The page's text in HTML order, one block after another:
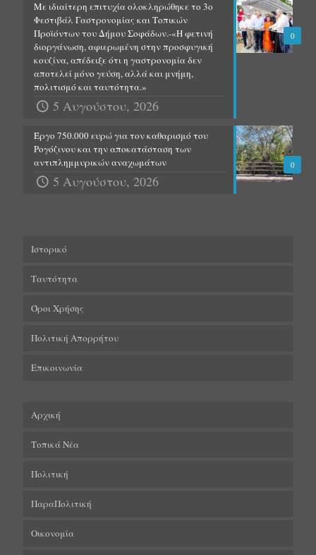
0
Με ιδιαίτερη επιτυχία ολοκληρώθηκε το 3ο
Φεστιβάλ Γαστρονομίας και Τοπικών
Προϊόντων του Δήμου Σοφάδων.-«Η φετινή
διοργάνωση, αφιερωμένη στην προσφυγική
κουζίνα, απέδειξε ότι η γαστρονομία δεν
αποτελεί μόνο γεύση, αλλά και μνήμη,
πολιτισμό και ταυτότητα.»
5 Αυγούστου, 2026
0
Έργο 750.000 ευρώ για τον καθαρισμό του
Ρογόζινου και την αποκατάσταση των
αντιπλημμυρικών αναχωμάτων
5 Αυγούστου, 2026
Ιστορικό
Ταυτότητα
Όροι Χρήσης
Πολιτική Απορρήτου
Επικοινωνία
Αρχική
Τοπικά Νέα
Πολιτική
ΠαραΠολιτική
Οικονομία